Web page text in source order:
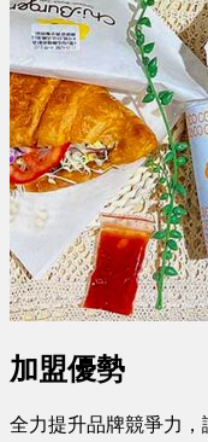
加盟優勢
全力提升品牌競爭力